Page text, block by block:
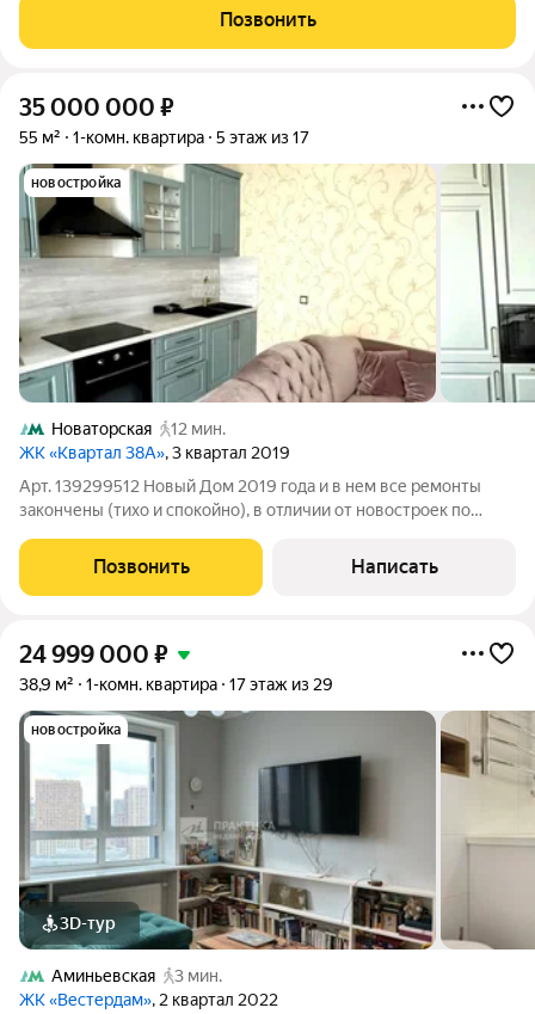
дома -Один собственник -Общая площадь 31.2 кв. м, жилая 19.1
кв. м, кухня
Позвонить
35 000 000 ₽
55 м² 1-комн. квартира 5 этаж из 17
новостройка
Новаторская
12 мин.
ЖК «Квартал 38А», 3 квартал 2019
Арт. 139299512 Новый Дом 2019 года и в нем все ремонты
закончены (тихо и спокойно), в отличии от новостроек по
инфраструктурой. До метро 15 мин пешком, рядом 2 больших
парка, школы 1514 и 1541. В
Позвонить Написать
24 999 000 ₽
38,9 м² 1-комн. квартира 17 этаж из 29
новостройка
3D-тур
Аминьевская
3 мин.
ЖК «Вестердам», 2 квартал 2022